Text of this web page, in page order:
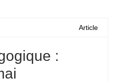
Article
: